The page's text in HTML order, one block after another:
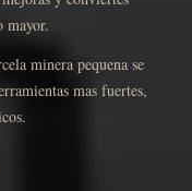
mayor.
minera pequena se
mas fuertes,